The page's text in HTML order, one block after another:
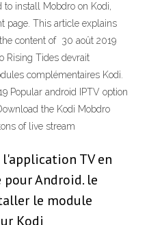
install Mobdro on Kodi,
page. This article explains
content of 30 août 2019
Rising Tides devrait
complémentaires Kodi.
Popular android IPTV option
the Kodi Mobdro
of live stream
TV en
Android. le
le module
Kodi